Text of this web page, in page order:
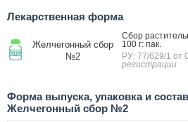
Лекарственная форма
Желчегонный сбор
№2
Сбор
100 г: пак.
РУ: 77/629/1 от
регистрации
Форма выпуска, упаковка и
Желчегонный сбор №2